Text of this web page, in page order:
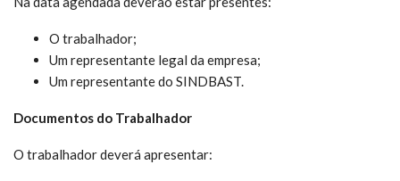
O trabalhador;
Um representante legal da empresa;
Um representante do SINDBAST.
Documentos do Trabalhador
O trabalhador deverá apresentar: